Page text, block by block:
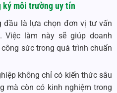
ký môi trường uy tín
đầu là lựa chọn đơn vị tư vấn
làm này sẽ giúp doanh
sức trong quá trình chuẩn
không chỉ có kiến thức sâu
mà còn có kinh nghiệm trong